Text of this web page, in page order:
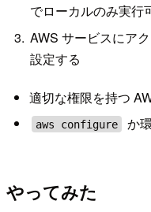
でローカルのみ実行
AWS サービスにア
設定する
適切な権限を持つ
aws configure か
やってみた